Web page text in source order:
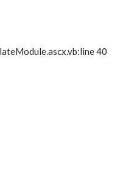
40